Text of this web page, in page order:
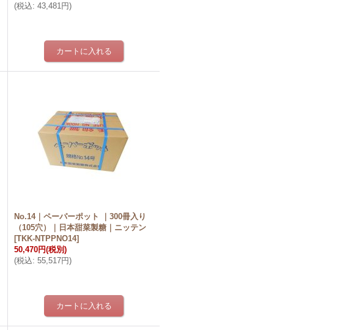
(税込: 43,481円)
No.14｜ペーパーポット ｜300冊入り
（105穴）｜日本甜菜製糖｜ニッテン
[TKK-NTPPNO14]
50,470円(税別)
(税込: 55,517円)